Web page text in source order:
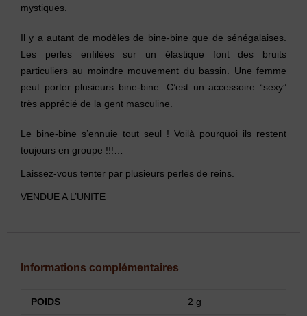
mystiques.
Il y a autant de modèles de bine-bine que de sénégalaises.
Les perles enfilées sur un élastique font des bruits
particuliers au moindre mouvement du bassin. Une femme
peut porter plusieurs bine-bine. C’est un accessoire “sexy”
très apprécié de la gent masculine.
Le bine-bine s’ennuie tout seul ! Voilà pourquoi ils restent
toujours en groupe !!!…
Laissez-vous tenter par plusieurs perles de reins.
VENDUE A L’UNITE
Informations complémentaires
POIDS 2 g